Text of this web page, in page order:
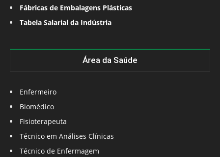
Fábricas de Embalagens Plásticas
Tabela Salarial da Indústria
Área da Saúde
Enfermeiro
Biomédico
Fisioterapeuta
Técnico em Análises Clínicas
Técnico de Enfermagem